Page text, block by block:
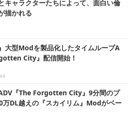
キャラクターたちによって、面白い倫
描かれる
大型Modを製品化したタイムループA
City』配信開始！
『The Forgotten City』9分間のプ
DL越えの『スカイリム』Modがベー